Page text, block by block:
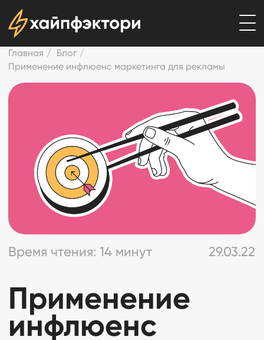
Главная / Блог /
Применение инфлюенс маркетинга для рекламы
Время чтения: 14 минут 29.03.22
Применение
инфлюенс
маркетинга